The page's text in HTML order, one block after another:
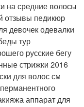
на средние волосы
отзывы педикюр
девочек одевалки
тур
русские бегу
стрижки 2016
для волос см
аппарат для